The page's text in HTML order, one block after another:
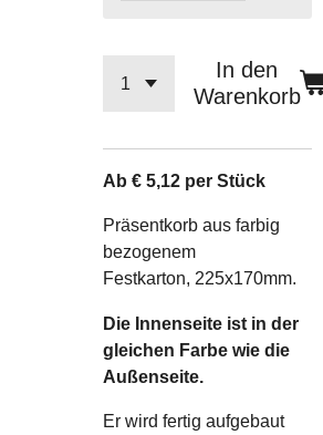
In den
Warenkorb
Ab € 5,12 per Stück
Präsentkorb aus farbig
bezogenem
Festkarton, 225x170mm.
Die Innenseite ist in der
gleichen Farbe wie die
Außenseite.
Er wird fertig aufgebaut